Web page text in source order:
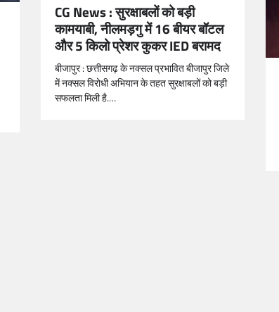
CG News : सुरक्षाबलों को बड़ी
कामयाबी, नीलमड़गु में 16 बीयर बॉटल
और 5 किलो प्रेशर कुकर IED बरामद
बीजापुर : छत्तीसगढ़ के नक्सल प्रभावित बीजापुर जिले
में नक्सल विरोधी अभियान के तहत सुरक्षाबलों को बड़ी
सफलता मिली है.…